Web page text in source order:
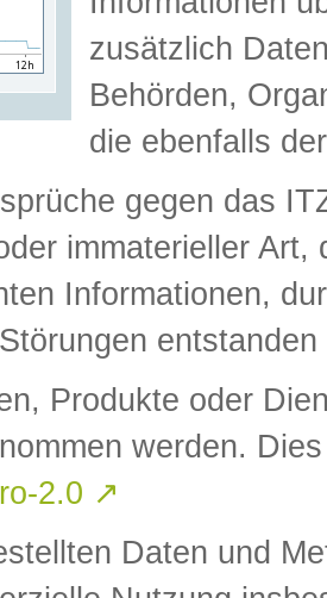
zusätzlich
Behörden,
die ebenfalls
gegen das
immaterieller
Informationen,
Produkte oder
werden.
2.0 ↗
Daten und